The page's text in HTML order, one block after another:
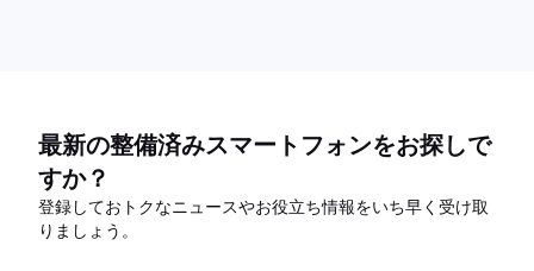
最新の整備済みスマートフォンをお探しで
すか？
登録しておトクなニュースやお役立ち情報をいち早く受け取
りましょう。